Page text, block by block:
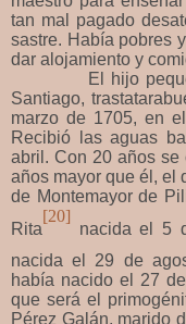
tan mal pagado
sastre. Había pobres
dar alojamiento y
El hijo
Santiago,
marzo de 1705, en
Recibió las aguas
abril. Con 20 años se
años mayor que él, el
de Montemayor de
Rita
[20]
nacida el 5
nacida el 29 de
había nacido el 27
que será el
Pérez Galán, marido